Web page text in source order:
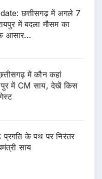
छत्तीसगढ़ में अगले 7
में बदला मौसम का
के आसार…
में कौन कहां
में CM साय, देखें किस
के पथ पर निरंतर
साय